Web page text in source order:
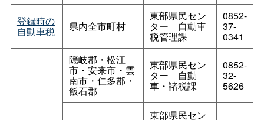
登録時の
自動車税 県内全市町村
東部県民セン
ター 自動車
税管理課
0852-
37-
0341
隠岐郡・松江
市・安来市・雲
南市・仁多郡・
飯石郡
東部県民セン
ター 自動
車・諸税課
0852-
32-
5626
東部県民セン